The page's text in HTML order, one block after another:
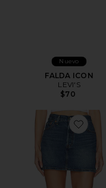
Nuevo
FALDA ICON
LEVI'S
$70